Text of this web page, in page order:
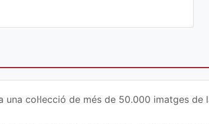
una col·lecció de més de 50.000 imatges